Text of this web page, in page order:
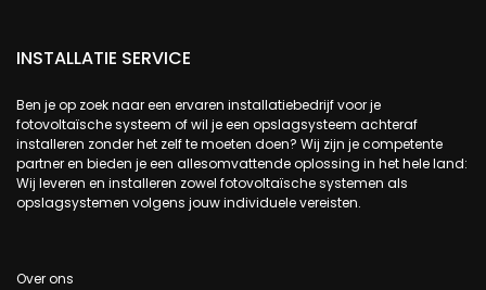
INSTALLATIE SERVICE
Ben je op zoek naar een ervaren installatiebedrijf voor je
fotovoltaïsche systeem of wil je een opslagsysteem achteraf
installeren zonder het zelf te moeten doen? Wij zijn je competente
partner en bieden je een allesomvattende oplossing in het hele land:
Wij leveren en installeren zowel fotovoltaïsche systemen als
opslagsystemen volgens jouw individuele vereisten.
Over ons